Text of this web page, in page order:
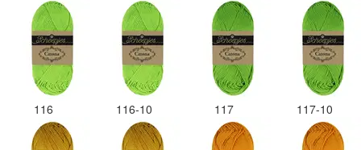
116 116-10 117 117-10